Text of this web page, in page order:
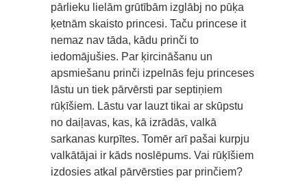
pārlieku lielām grūtībām izglābj no pūķa
ķetnām skaisto princesi. Taču princese it
nemaz nav tāda, kādu prinči to
iedomājušies. Par ķircināšanu un
apsmiešanu prinči izpelnās feju princeses
lāstu un tiek pārvērsti par septiņiem
rūķīšiem. Lāstu var lauzt tikai ar skūpstu
no daiļavas, kas, kā izrādās, valkā
sarkanas kurpītes. Tomēr arī pašai kurpju
valkātājai ir kāds noslēpums. Vai rūķīšiem
izdosies atkal pārvērsties par prinčiem?